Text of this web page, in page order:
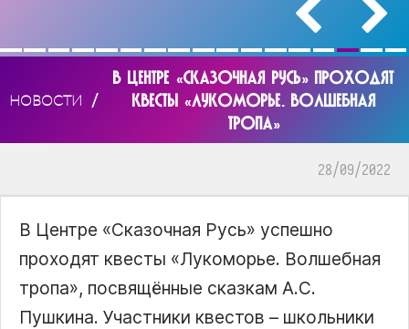
НОВОСТИ /
В ЦЕНТРЕ «СКАЗОЧНАЯ РУСЬ» ПРОХОДЯТ
КВЕСТЫ «ЛУКОМОРЬЕ. ВОЛШЕБНАЯ
ТРОПА»
28/09/2022
В Центре «Сказочная Русь» успешно
проходят квесты «Лукоморье. Волшебная
тропа», посвящённые сказкам А.С.
Пушкина. Участники квестов – школьники